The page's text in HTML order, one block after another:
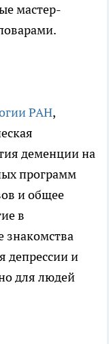
мастер-
РАН,
деменции на
программ
и общее
в
знакомства
депрессии и
для людей